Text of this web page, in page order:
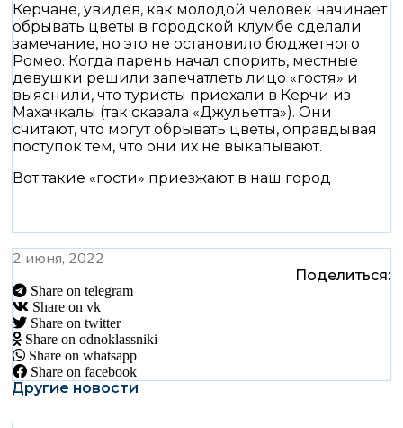
Керчане, увидев, как молодой человек начинает
обрывать цветы в городской клумбе сделали
замечание, но это не остановило бюджетного
Ромео. Когда парень начал спорить, местные
девушки решили запечатлеть лицо «гостя» и
выяснили, что туристы приехали в Керчи из
Махачкалы (так сказала «Джульетта»). Они
считают, что могут обрывать цветы, оправдывая
поступок тем, что они их не выкапывают.
Вот такие «гости» приезжают в наш город
2 июня, 2022
Поделиться:
Share on telegram
Share on vk
Share on twitter
Share on odnoklassniki
Share on whatsapp
Share on facebook
Другие новости